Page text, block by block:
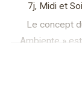
7j, Midi et
Le concept
Ambiente »